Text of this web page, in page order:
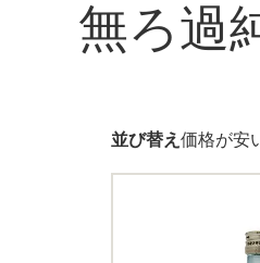
無ろ過
並び替え 価格が安